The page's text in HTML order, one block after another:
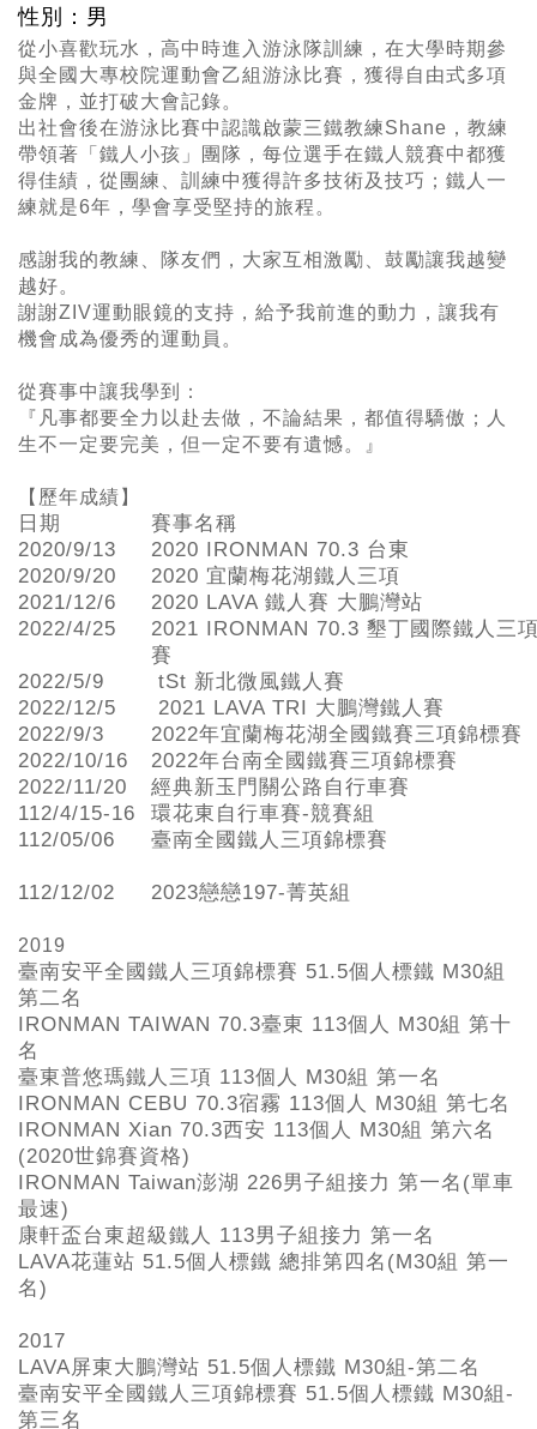
性別：男
從小喜歡玩水，高中時進入游泳隊訓練，在大學時期參
與全國大專校院運動會乙組游泳比賽，獲得自由式多項
金牌，並打破大會記錄。
出社會後在游泳比賽中認識啟蒙三鐵教練Shane，教練
帶領著「鐵人小孩」團隊，每位選手在鐵人競賽中都獲
得佳績，從團練、訓練中獲得許多技術及技巧；鐵人一
練就是6年，學會享受堅持的旅程。
感謝我的教練、隊友們，大家互相激勵、鼓勵讓我越變
越好。
謝謝ZIV運動眼鏡的支持，給予我前進的動力，讓我有
機會成為優秀的運動員。
從賽事中讓我學到：
『凡事都要全力以赴去做，不論結果，都值得驕傲；人
生不一定要完美，但一定不要有遺憾。』
【歷年成績】
日期
賽事名稱
2020/9/13
2020 IRONMAN 70.3 台東
2020/9/20
2020 宜蘭梅花湖鐵人三項
2021/12/6
2020 LAVA 鐵人賽 大鵬灣站
2022/4/25
2021 IRONMAN 70.3 墾丁國際鐵人三
賽
2022/5/9
tSt 新北微風鐵人賽
2022/12/5
2021 LAVA TRI 大鵬灣鐵人賽
2022/9/3
2022年宜蘭梅花湖全國鐵賽三項錦標賽
2022/10/16
2022年台南全國鐵賽三項錦標賽
2022/11/20
經典新玉門關公路自行車賽
112/4/15-16
環花東自行車賽-競賽組
112/05/06
臺南全國鐵人三項錦標賽
112/12/02 2023戀戀197-菁英組
2019
臺南安平全國鐵人三項錦標賽 51.5個人標鐵 M30組
第二名
IRONMAN TAIWAN 70.3臺東 113個人
M30組 第十
名
臺東普悠瑪鐵人三項 113個人
M30組 第一名
IRONMAN CEBU 70.3宿霧 113個人
M30組 第七名
IRONMAN Xian 70.3西安 113個人
M30組 第六名
(2020世錦賽資格)
IRONMAN Taiwan澎湖 226男子組接力 第一名(單車
最速)
康軒盃台東超級鐵人 113男子組接力 第一名
LAVA花蓮站 51.5個人標鐵 總排第四名(M30組 第一
名)
2017
LAVA屏東大鵬灣站 51.5個人標鐵 M30組-第二名
臺南安平全國鐵人三項錦標賽 51.5個人標鐵 M30組-
第三名